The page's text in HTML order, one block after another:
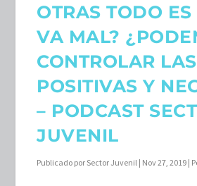
OTRAS TODO
VA MAL?
CONTROLAR
POSITIVAS Y
– PODCAST
JUVENIL
Publicado por Sector Juvenil | Nov 27, 2019 |